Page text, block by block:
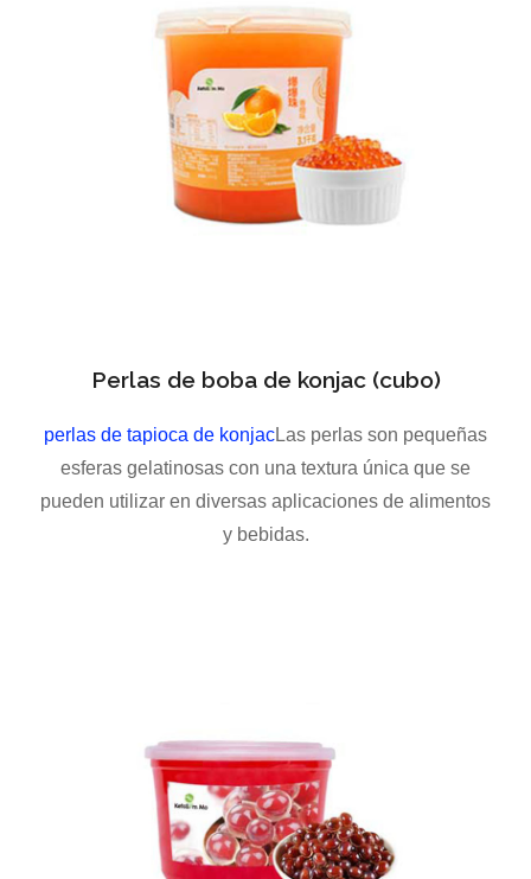
Perlas de boba de konjac (cubo)
perlas de tapioca de konjacLas perlas son pequeñas
esferas gelatinosas con una textura única que se
pueden utilizar en diversas aplicaciones de alimentos
y bebidas.